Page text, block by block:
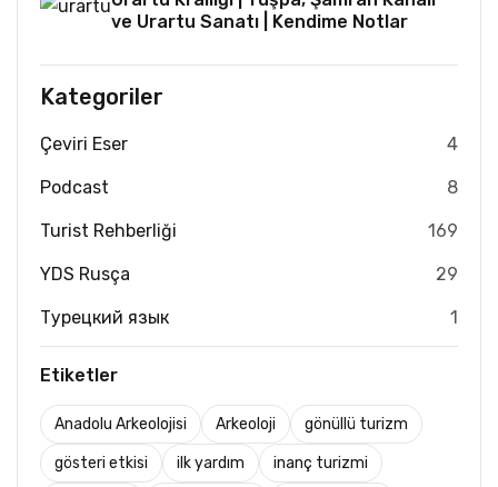
ve Urartu Sanatı | Kendime Notlar
Kategoriler
Çeviri Eser 4
Podcast 8
Turist Rehberliği 169
YDS Rusça 29
Турецкий язык 1
Etiketler
Anadolu Arkeolojisi Arkeoloji gönüllü turizm
gösteri etkisi ilk yardım inanç turizmi